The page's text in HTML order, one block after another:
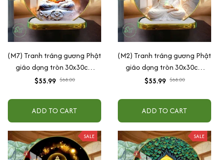
(M7) Tranh tráng gương Phật
giáo dạng tròn 30x30cm
(Tặng đế để bàn)
$55.99 $68.00
ADD TO CART
(M2) Tranh tráng gương Phật
giáo dạng tròn 30x30cm
(Tặng đế để bàn)
$55.99 $68.00
ADD TO CART
SALE SALE